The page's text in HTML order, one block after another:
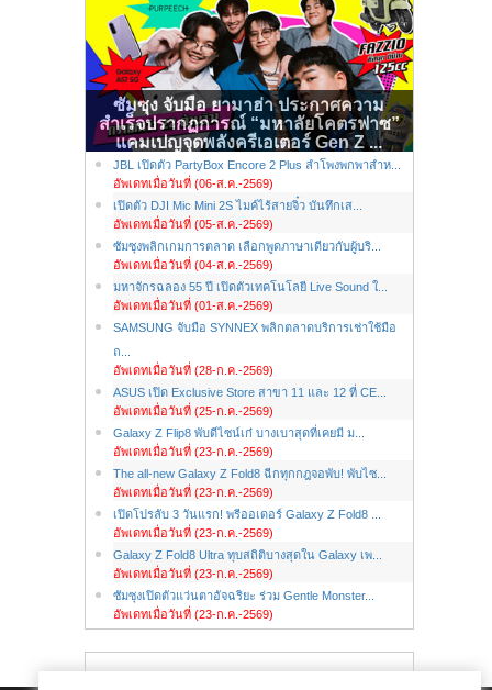
ซัมซุง จับมือ ยามาฮ่า ประกาศความ
สำเร็จปรากฏการณ์ “มหาลัยโคตรฟาซ”
แคมเปญจุดพลังครีเอเตอร์ Gen Z ...
JBL เปิดตัว PartyBox Encore 2 Plus ลำโพงพกพาสำห...
อัพเดทเมื่อวันที่ (06-ส.ค.-2569)
เปิดตัว DJI Mic Mini 2S ไมค์ไร้สายจิ๋ว บันทึกเส...
อัพเดทเมื่อวันที่ (05-ส.ค.-2569)
ซัมซุงพลิกเกมการตลาด เลือกพูดภาษาเดียวกับผู้บริ...
อัพเดทเมื่อวันที่ (04-ส.ค.-2569)
มหาจักรฉลอง 55 ปี เปิดตัวเทคโนโลยี Live Sound ใ...
อัพเดทเมื่อวันที่ (01-ส.ค.-2569)
SAMSUNG จับมือ SYNNEX พลิกตลาดบริการเช่าใช้มือ
ถ...
อัพเดทเมื่อวันที่ (28-ก.ค.-2569)
ASUS เปิด Exclusive Store สาขา 11 และ 12 ที่ CE...
อัพเดทเมื่อวันที่ (25-ก.ค.-2569)
Galaxy Z Flip8 พับดีไซน์เก๋ บางเบาสุดที่เคยมี ม...
อัพเดทเมื่อวันที่ (23-ก.ค.-2569)
The all-new Galaxy Z Fold8 ฉีกทุกกฎจอพับ! พับไซ...
อัพเดทเมื่อวันที่ (23-ก.ค.-2569)
เปิดโปรลับ 3 วันแรก! พรีออเดอร์ Galaxy Z Fold8 ...
อัพเดทเมื่อวันที่ (23-ก.ค.-2569)
Galaxy Z Fold8 Ultra ทุบสถิติบางสุดใน Galaxy เพ...
อัพเดทเมื่อวันที่ (23-ก.ค.-2569)
ซัมซุงเปิดตัวแว่นตาอัจฉริยะ ร่วม Gentle Monster...
อัพเดทเมื่อวันที่ (23-ก.ค.-2569)